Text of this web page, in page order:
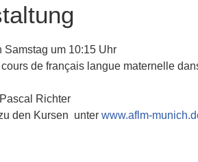
Samstag um 10:15 Uhr
de français langue maternelle
Richter
den Kursen  unter www.aflm-